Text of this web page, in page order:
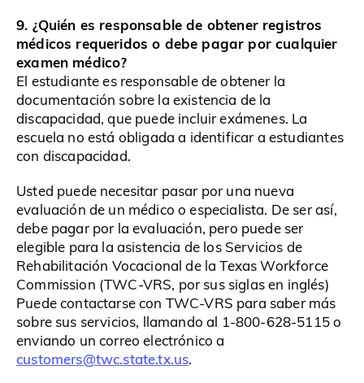
9. ¿Quién es responsable de obtener registros
médicos requeridos o debe pagar por cualquier
examen médico?
El estudiante es responsable de obtener la
documentación sobre la existencia de la
discapacidad, que puede incluir exámenes. La
escuela no está obligada a identificar a estudiantes
con discapacidad.
Usted puede necesitar pasar por una nueva
evaluación de un médico o especialista. De ser así,
debe pagar por la evaluación, pero puede ser
elegible para la asistencia de los Servicios de
Rehabilitación Vocacional de la Texas Workforce
Commission (TWC-VRS, por sus siglas en inglés)
Puede contactarse con TWC-VRS para saber más
sobre sus servicios, llamando al 1-800-628-5115 o
enviando un correo electrónico a
customers@twc.state.tx.us.